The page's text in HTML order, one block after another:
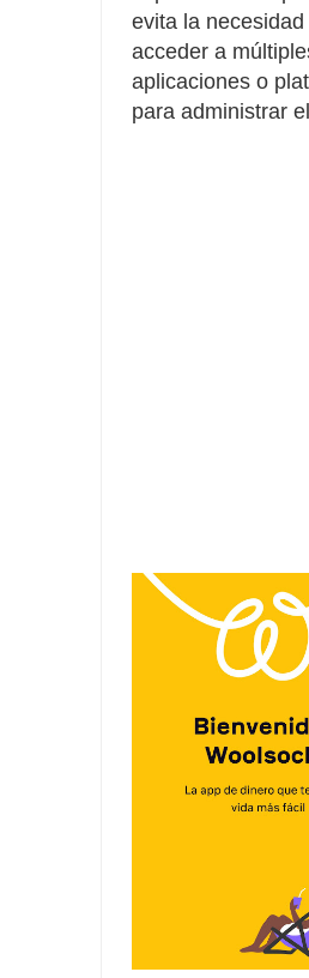
evita la necesidad
acceder a
aplicaciones o
para administrar